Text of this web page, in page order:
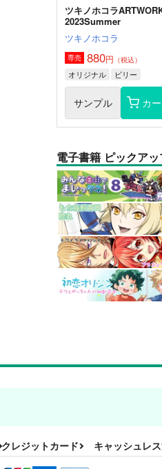
ツキノホコラ
2023Summer
ツキノホコラ
専売 880円 （税込）
オリジナル ビリー
サンプル カ
電子書籍 ピックア
クレジットカード キャッシュレ